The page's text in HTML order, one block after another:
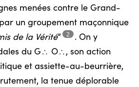
menées contre le Grand-
un groupement maçonnique
de la Vérité” 2 .On y
du G / O/ , son action
et assiette-au-beurrière,
la tenue déplorable